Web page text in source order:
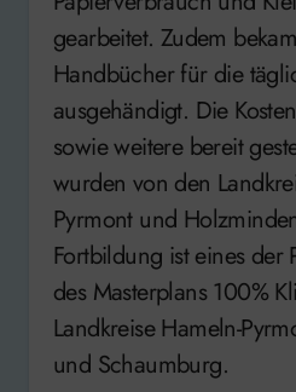
gearbeitet. Zudem
Handbücher für die
ausgehändigt. Die
sowie weitere bereit
wurden von den
Pyrmont und
Fortbildung ist eines der
des Masterplans 100%
Landkreise Hameln-
und Schaumburg.